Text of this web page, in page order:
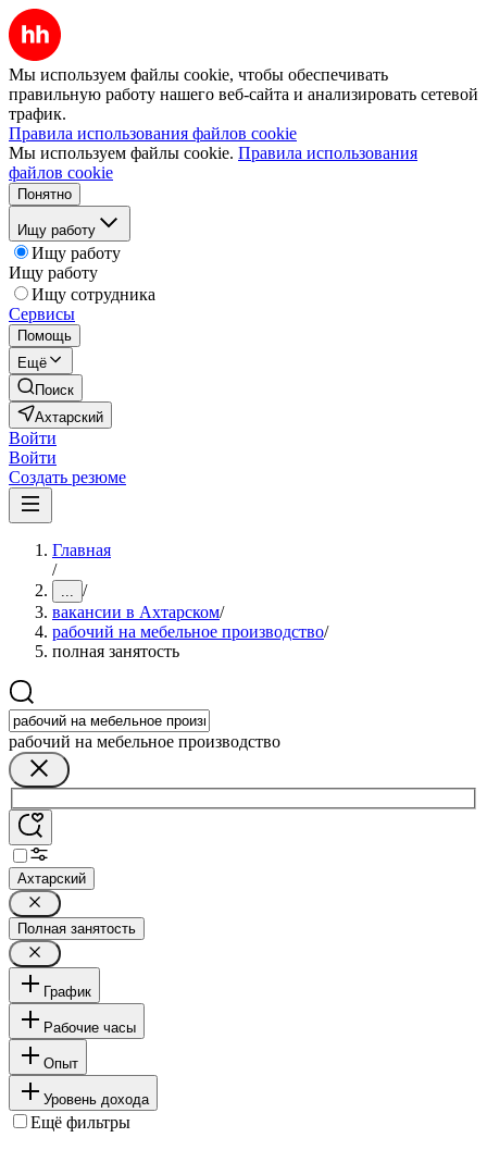
Мы используем файлы cookie, чтобы обеспечивать
правильную работу нашего веб-сайта и анализировать сетевой
трафик.
Правила использования файлов cookie
Мы используем файлы cookie. Правила использования
файлов cookie
Понятно
Ищу работу
Ищу работу
Ищу работу
Ищу сотрудника
Сервисы
Помощь
Ещё
Поиск
Ахтарский
Войти
Войти
Создать резюме
Главная
/
... /
вакансии в Ахтарском/
рабочий на мебельное производство/
полная занятость
рабочий на мебельное производство
Ахтарский
Полная занятость
График
Рабочие часы
Опыт
Уровень дохода
Ещё фильтры